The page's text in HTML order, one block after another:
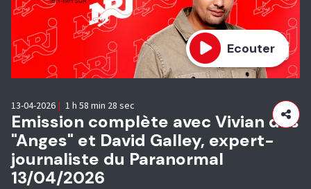
Ecouter
Emission complète avec Vivian des
"Anges" et David Galley, expert-
journaliste du Paranormal
13/04/2026
13-04-2026 | 1 h 58 min 28 sec